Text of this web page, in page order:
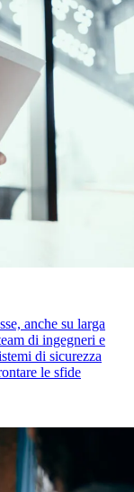
anche su larga
di ingegneri e
di sicurezza
le sfide